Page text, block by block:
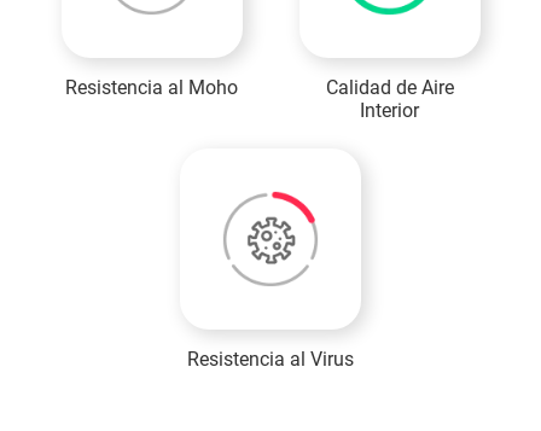
Resistencia al Moho
Calidad de Aire
Interior
Resistencia al Virus